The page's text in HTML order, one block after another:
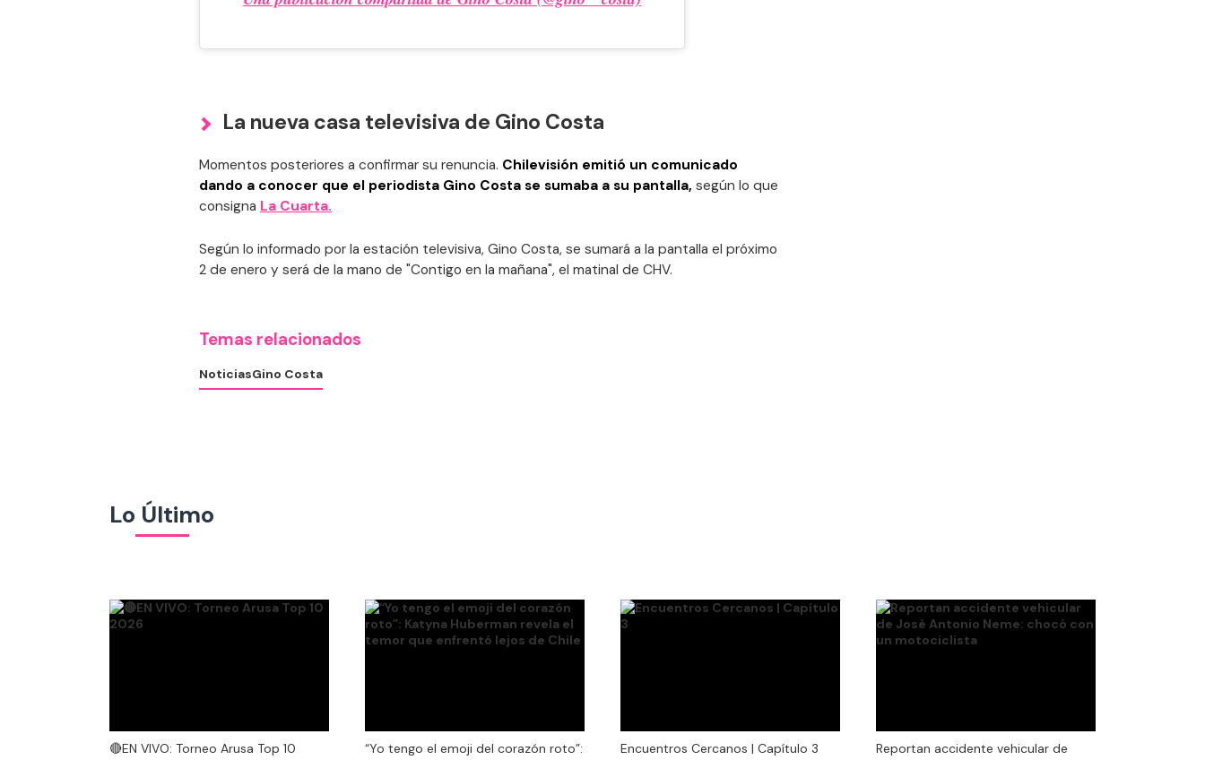
La nueva casa televisiva de Gino Costa
Momentos posteriores a confirmar su renuncia. Chilevisión emitió un comunicado
dando a conocer que el periodista Gino Costa se sumaba a su pantalla, según lo que
consigna La Cuarta.
Según lo informado por la estación televisiva, Gino Costa, se sumará a la pantalla el próximo
2 de enero y será de la mano de "Contigo en la mañana", el matinal de CHV.
Temas relacionados
NoticiasGino Costa
Lo Último
🔴EN VIVO: Torneo Arusa Top 10
2026
🔴EN VIVO: Torneo Arusa Top 10
“Yo tengo el emoji del corazón roto”:
Encuentros Cercanos | Capítulo 3
Reportan accidente vehicular de